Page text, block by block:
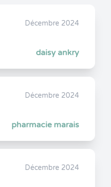
Décembre 2024
daisy ankry
Décembre 2024
pharmacie marais
Décembre 2024